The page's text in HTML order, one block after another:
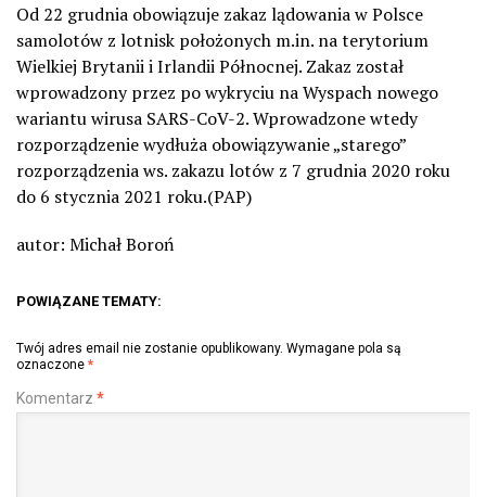
Od 22 grudnia obowiązuje zakaz lądowania w Polsce
samolotów z lotnisk położonych m.in. na terytorium
Wielkiej Brytanii i Irlandii Północnej. Zakaz został
wprowadzony przez po wykryciu na Wyspach nowego
wariantu wirusa SARS-CoV-2. Wprowadzone wtedy
rozporządzenie wydłuża obowiązywanie „starego”
rozporządzenia ws. zakazu lotów z 7 grudnia 2020 roku
do 6 stycznia 2021 roku.(PAP)
autor: Michał Boroń
POWIĄZANE TEMATY:
Twój adres email nie zostanie opublikowany. Wymagane pola są
oznaczone *
Komentarz *